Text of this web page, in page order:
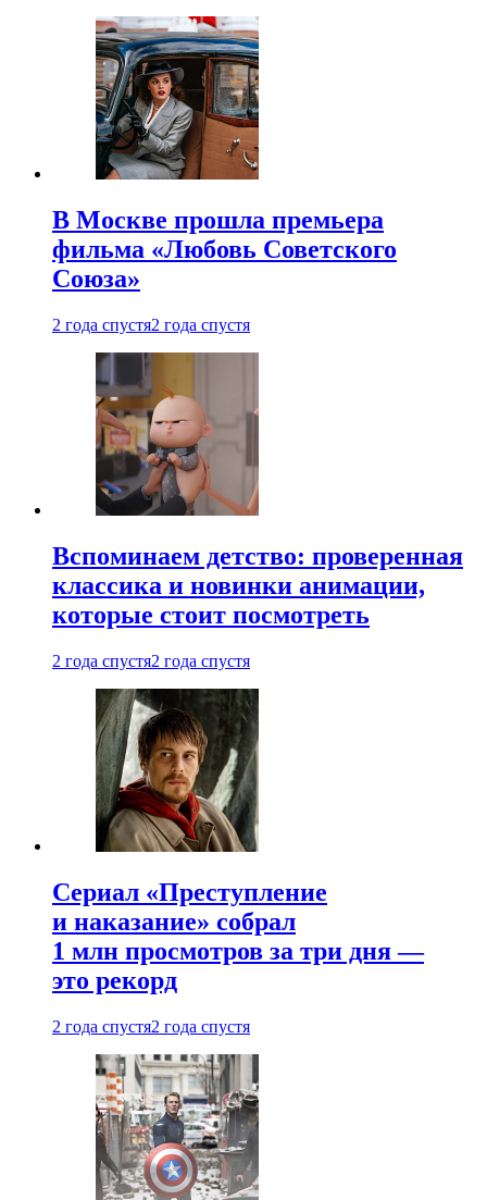
В Москве прошла премьера
фильма «Любовь Советского
Союза»
2 года спустя2 года спустя
Вспоминаем детство: проверенная
классика и новинки анимации,
которые стоит посмотреть
2 года спустя2 года спустя
Сериал «Преступление
и наказание» собрал
1 млн просмотров за три дня —
это рекорд
2 года спустя2 года спустя